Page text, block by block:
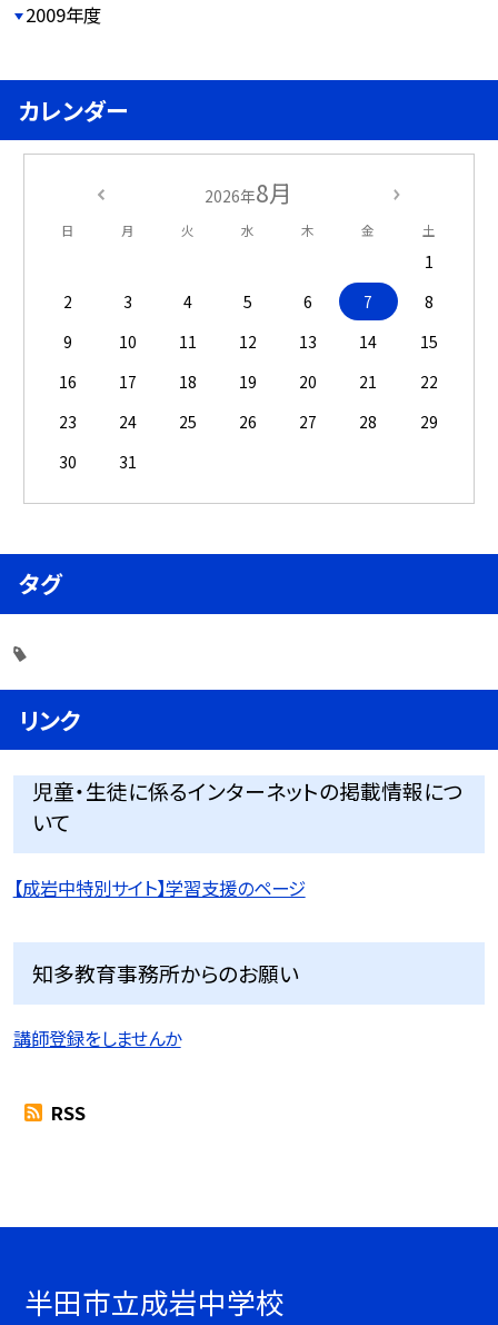
2009年度
カレンダー
2026年8月
日 月 火 水 木 金 土
1
2
3 4 5 6 7
8
9
10 11 12 13 14
15
16
17 18 19 20 21
22
23
24 25 26 27 28
29
30
31
タグ
リンク
児童・生徒に係るインターネットの掲載情報につ
いて
【成岩中特別サイト】学習支援のページ
知多教育事務所からのお願い
講師登録をしませんか
RSS
半田市立成岩中学校